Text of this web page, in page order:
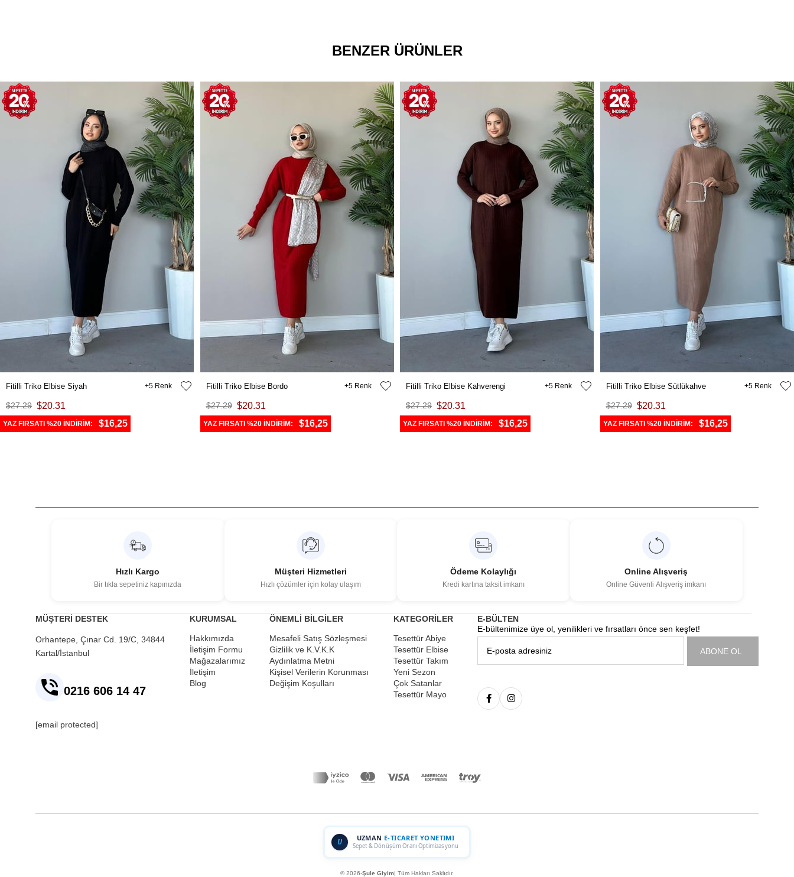
BENZER ÜRÜNLER
Fitilli Triko Elbise Siyah
$20.31
$27.29
YAZ FIRSATI %20 İNDİRİM: $16,25
5 Fitilli Triko Elbise Bordo
$20.31
$27.29
YAZ FIRSATI %20 İNDİRİM: $16,25
5 Fitilli Triko Elbise Kahverengi
$20.31
$27.29
YAZ FIRSATI %20 İNDİRİM: $16,25
5 Fitilli Triko Elbise Sütlükahve
$20.31
$27.29
YAZ FIRSATI %20 İNDİRİM: $16,25
5
Hızlı Kargo
Bir tıkla sepetiniz kapınızda
Müşteri Hizmetleri
Hızlı çözümler için kolay ulaşım
Ödeme Kolaylığı
Kredi kartına taksit imkanı
Online Alışveriş
Online Güvenli Alışveriş imkanı
MÜŞTERİ DESTEK
Orhantepe, Çınar Cd. 19/C, 34844
Kartal/İstanbul
0216 606 14 47
[email protected]
KURUMSAL
Hakkımızda
İletişim Formu
Mağazalarımız
İletişim
Blog
ÖNEMLİ BİLGİLER
Mesafeli Satış Sözleşmesi
Gizlilik ve K.V.K.K
Aydınlatma Metni
Kişisel Verilerin Korunması
Değişim Koşulları
KATEGORİLER
Tesettür Abiye
Tesettür Elbise
Tesettür Takım
Yeni Sezon
Çok Satanlar
Tesettür Mayo
E-BÜLTEN
E-bültenimize üye ol, yenilikleri ve fırsatları önce sen keşfet!
ABONE OL
U UZMAN E-TICARET YONETIMI
Sepet & Dönüşüm Oranı Optimizasyonu
© 2026-Şule Giyim| Tüm Hakları Saklıdır.